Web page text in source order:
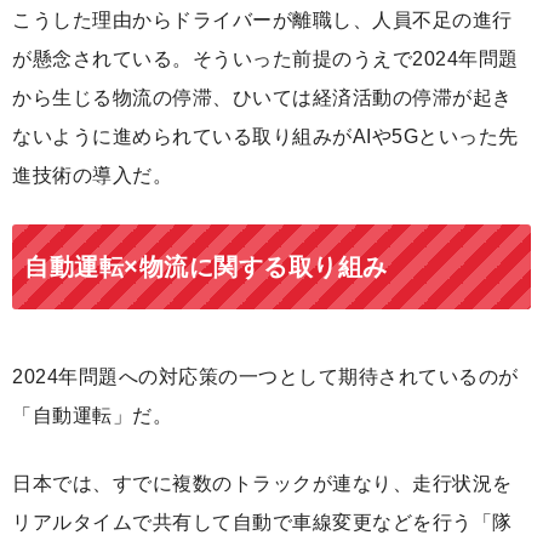
こうした理由からドライバーが離職し、人員不足の進行
が懸念されている。そういった前提のうえで2024年問題
から生じる物流の停滞、ひいては経済活動の停滞が起き
ないように進められている取り組みがAIや5Gといった先
進技術の導入だ。
自動運転×物流に関する取り組み
2024年問題への対応策の一つとして期待されているのが
「自動運転」だ。
日本では、すでに複数のトラックが連なり、走行状況を
リアルタイムで共有して自動で車線変更などを行う「隊